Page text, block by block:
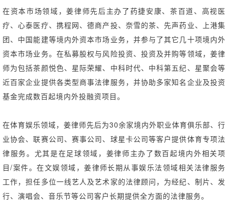
在资本市场领域，姜律师先后主办了药捷安康、茶百道、高视医
疗、心泰医疗、携程网、德商产投、奈雪的茶、先声药业、上港集
团、中国能建等境内外资本市场业务，并参与了其它几十项境内外
资本市场业务。在私募股权与风险投资、投资及并购等领域，姜律
师为包括茶颜悦色、星际荣耀、中科时代、中科第五纪、星聚会等
近百家企业提供各类型商事法律服务，并协助多家知名企业及投资
基金完成数百起境内外投融资项目。
在体育娱乐领域，姜律师先后为30余家境内外职业体育俱乐部、行
业协会、联赛公司、赛事公司、球星卡公司等客户提供体育专项法
律服务。尤其是在足球领域，姜律师主办了数百起境内外相关项
目/案件。在文娱领域，姜律师长期从事娱乐法领域相关法律服务
工作，担任多位一线艺人及艺术家的法律顾问，为经纪、制片、发
行、演唱会、音乐节等公司客户长期提供全方面的法律服务。